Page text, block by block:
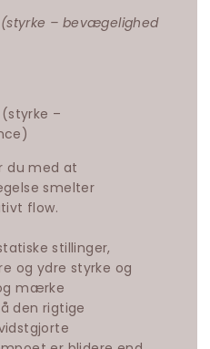
– bevægelighed
–
du med at
smelter
flow.
stillinger,
og ydre styrke og
mærke
den rigtige